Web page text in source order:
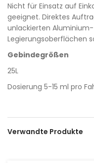
Nicht für Einsatz auf
geeignet. Direktes
unlackierten
Legierungsoberflächen
Gebindegrößen
25L
Dosierung 5-15 ml pro
Verwandte Produkte